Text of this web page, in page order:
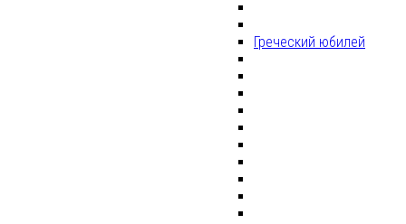
Греческий юбилей